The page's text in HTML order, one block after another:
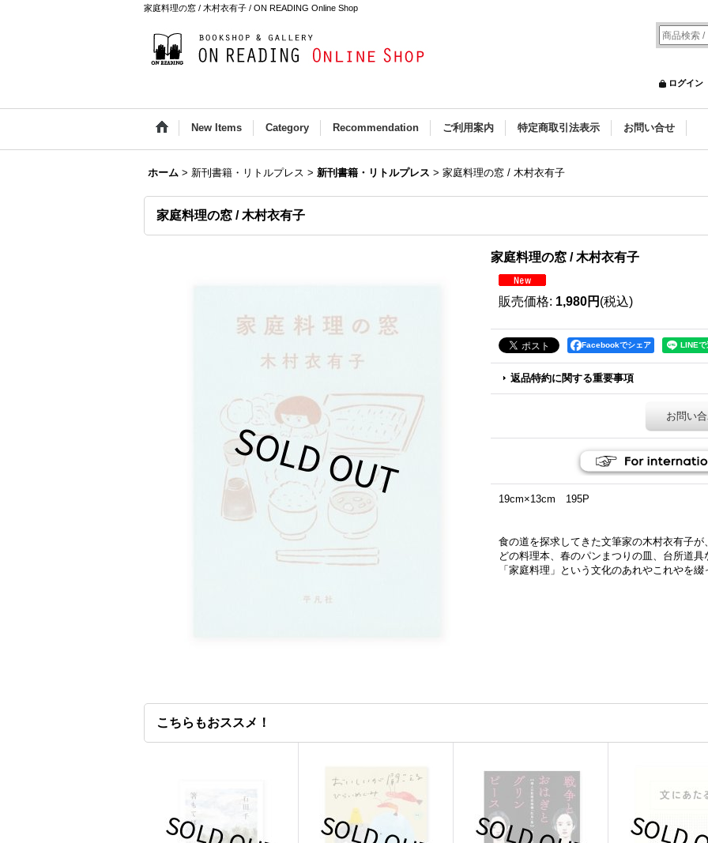
家庭料理の窓 / 木村衣有子 / ON READING Online Shop
ログイン
New Items Category Recommendation ご利用案内 特定商取引法表示 お問い合せ
ホーム > 新刊書籍・リトルプレス > 新刊書籍・リトルプレス > 家庭料理の窓 / 木村衣有子
家庭料理の窓 / 木村衣有子
家庭料理の窓 / 木村衣有子
販売価格: 1,980円 (税込)
Facebookでシェア
返品特約に関する重要事項
お問い
19cm×13cm 195P
食の道を探求してきた文筆家の木村衣有子
どの料理本、春のパンまつりの皿、台所道
「家庭料理」という文化のあれやこれやを
こちらもおススメ！